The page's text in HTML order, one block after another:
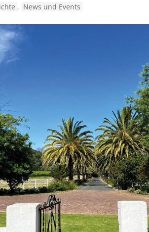
, News und Events